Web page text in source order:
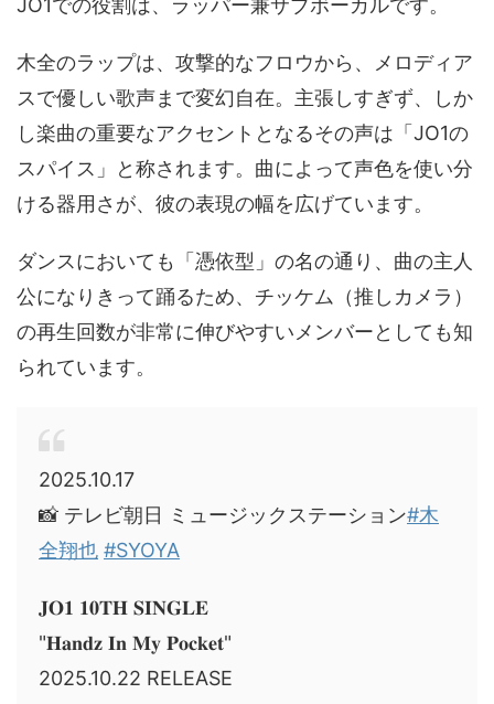
JO1での役割は、ラッパー兼サブボーカルです。
木全のラップは、攻撃的なフロウから、メロディア
スで優しい歌声まで変幻自在。主張しすぎず、しか
し楽曲の重要なアクセントとなるその声は「JO1の
スパイス」と称されます。曲によって声色を使い分
ける器用さが、彼の表現の幅を広げています。
ダンスにおいても「憑依型」の名の通り、曲の主人
公になりきって踊るため、チッケム（推しカメラ）
の再生回数が非常に伸びやすいメンバーとしても知
られています。
2025.10.17
📸 テレビ朝日 ミュージックステーション#木
全翔也 #SYOYA
𝐉𝐎𝟏 𝟏𝟎𝐓𝐇 𝐒𝐈𝐍𝐆𝐋𝐄
"𝐇𝐚𝐧𝐝𝐳 𝐈𝐧 𝐌𝐲 𝐏𝐨𝐜𝐤𝐞𝐭"
2025.10.22 RELEASE